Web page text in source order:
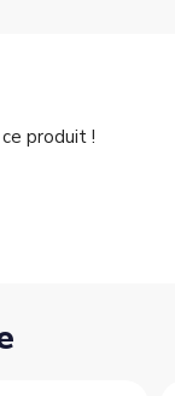
produit !